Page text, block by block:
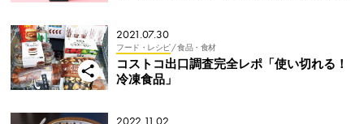
2021.07.30
フード・レシピ/ 食品・食材
コストコ出口調査完全レポ「使い切れる！
冷凍食品」
2022.11.02